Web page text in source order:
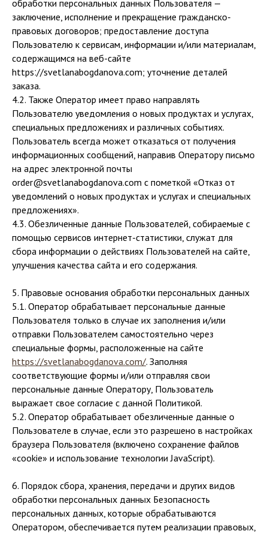
обработки персональных данных Пользователя —
заключение, исполнение и прекращение гражданско-
правовых договоров; предоставление доступа
Пользователю к сервисам, информации и/или материалам,
содержащимся на веб-сайте
httpsː//svetlanabogdanova.com; уточнение деталей
заказа.
4.2. Также Оператор имеет право направлять
Пользователю уведомления о новых продуктах и услугах,
специальных предложениях и различных событиях.
Пользователь всегда может отказаться от получения
информационных сообщений, направив Оператору письмо
на адрес электронной почты
order@svetlanabogdanova.com с пометкой «Отказ от
уведомлений о новых продуктах и услугах и специальных
предложениях».
4.3. Обезличенные данные Пользователей, собираемые с
помощью сервисов интернет-статистики, служат для
сбора информации о действиях Пользователей на сайте,
улучшения качества сайта и его содержания.
5. Правовые основания обработки персональных данных
5.1. Оператор обрабатывает персональные данные
Пользователя только в случае их заполнения и/или
отправки Пользователем самостоятельно через
специальные формы, расположенные на сайте
https://svetlanabogdanova.com/. Заполняя
соответствующие формы и/или отправляя свои
персональные данные Оператору, Пользователь
выражает свое согласие с данной Политикой.
5.2. Оператор обрабатывает обезличенные данные о
Пользователе в случае, если это разрешено в настройках
браузера Пользователя (включено сохранение файлов
«cookie» и использование технологии JavaScript).
6. Порядок сбора, хранения, передачи и других видов
обработки персональных данных Безопасность
персональных данных, которые обрабатываются
Оператором, обеспечивается путем реализации правовых,